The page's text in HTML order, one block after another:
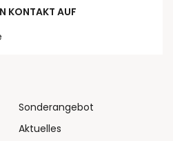
KONTAKT AUF
Sonderangebot
Aktuelles